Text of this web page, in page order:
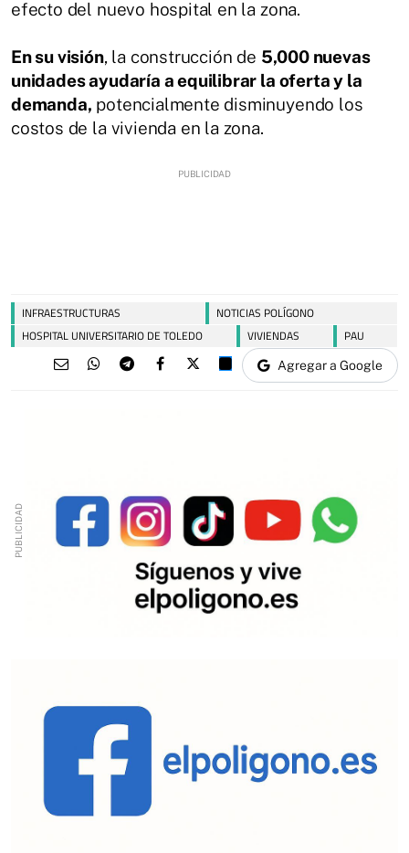
efecto del nuevo hospital en la zona.
En su visión, la construcción de 5,000 nuevas
unidades ayudaría a equilibrar la oferta y la
demanda, potencialmente disminuyendo los
costos de la vivienda en la zona.
INFRAESTRUCTURAS
NOTICIAS POLÍGONO
HOSPITAL UNIVERSITARIO DE TOLEDO
VIVIENDAS PAU
Agregar a Google